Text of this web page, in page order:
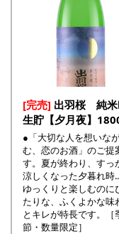
[完売] 出羽桜 純米
生貯【夕月夜】
●「大切な人を想いな
む、恋のお酒」のご提
す。夏が終わり、すっ
涼しくなった夕暮れ時...
ゆっくりと楽しむのに
たりな、ふくよかな味
とキレが特長です。［
節・数量限定］